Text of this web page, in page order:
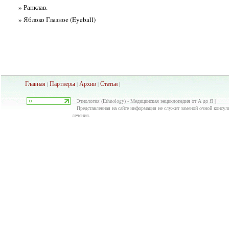
» Ранклав.
» Яблоко Глазное (Eyeball)
Главная | Партнеры | Архив | Статьи |
Этнология (Ethnology) - Медицинская энциклопедия от А до Я |
Представленная на сайте информация не служит заменой очной
лечения.